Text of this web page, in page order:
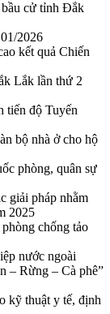
cử tỉnh Đắk
2026
kết quả Chiến
Lắk lần thứ 2
tiến độ Tuyến
bộ nhà ở cho hộ
phòng, quân sự
giải pháp nhằm
2025
chống tảo
nước ngoài
– Rừng – Cà phê”
kỹ thuật y tế, định